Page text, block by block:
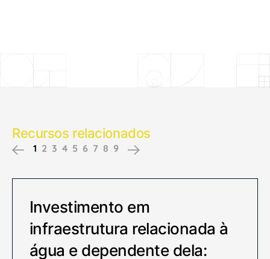
Recursos relacionados
Previous
1 2 3 4 5 6 7 8 9
Investimento em
infraestrutura relacionada à
água e dependente dela: